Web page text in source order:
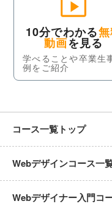
10分でわかる
動画を見る
学べることや卒業生
例をご紹介
コース一覧トップ
Webデザインコース一
Webデザイナー入門コ